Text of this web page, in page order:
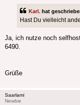
Karl. hat
Hast Du vielleicht
Ja, ich nutze noch
6490.
Grüße
Saarlami
Newbie